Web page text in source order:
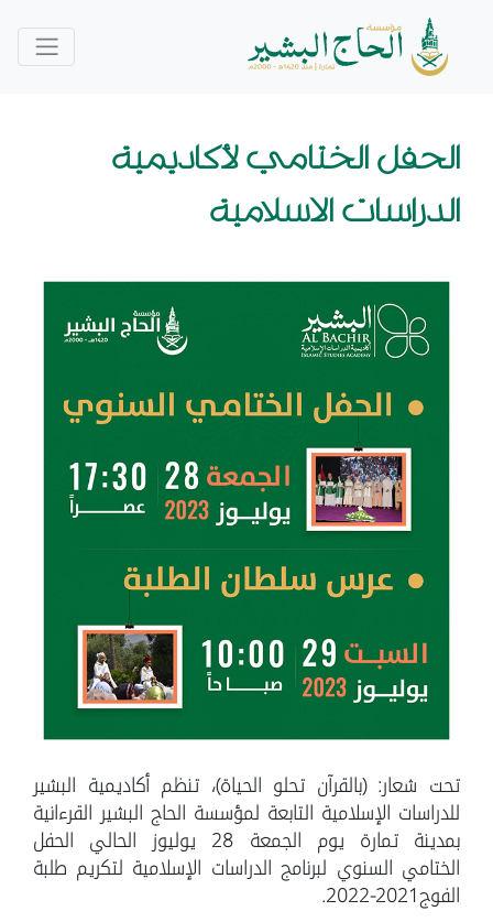
الحفل الختامي لأكاديمية
الدراسات الاسلامية
تحت شعار: (بالقرآن تحلو الحياة)، تنظم أكاديمية البشير
للدراسات الإسلامية التابعة لمؤسسة الحاج البشير القرءانية
بمدينة تمارة يوم الجمعة 28 يوليوز الحالي الحفل
الختامي السنوي لبرنامج الدراسات الإسلامية لتكريم طلبة
الفوج2021-2022.